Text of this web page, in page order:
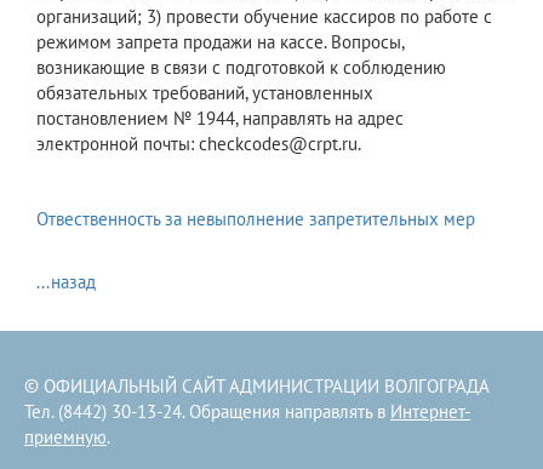
организаций; 3) провести обучение кассиров по работе с
режимом запрета продажи на кассе. Вопросы,
возникающие в связи с подготовкой к соблюдению
обязательных требований, установленных
постановлением № 1944, направлять на адрес
электронной почты: checkcodes@crpt.ru.
Отвественность за невыполнение запретительных мер
...назад
© ОФИЦИАЛЬНЫЙ САЙТ АДМИНИСТРАЦИИ ВОЛГОГРАДА
Тел. (8442) 30-13-24. Обращения направлять в Интернет-
приемную.